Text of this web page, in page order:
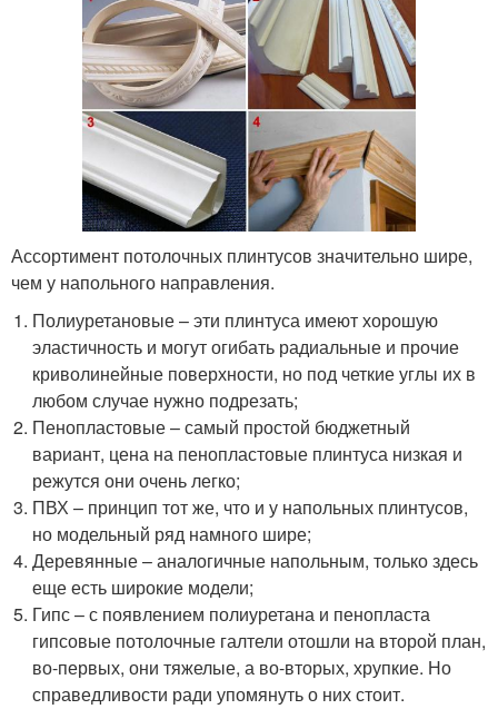
Ассортимент потолочных плинтусов значительно шире,
чем у напольного направления.
Полиуретановые – эти плинтуса имеют хорошую
эластичность и могут огибать радиальные и прочие
криволинейные поверхности, но под четкие углы их в
любом случае нужно подрезать;
Пенопластовые – самый простой бюджетный
вариант, цена на пенопластовые плинтуса низкая и
режутся они очень легко;
ПВХ – принцип тот же, что и у напольных плинтусов,
но модельный ряд намного шире;
Деревянные – аналогичные напольным, только здесь
еще есть широкие модели;
Гипс – с появлением полиуретана и пенопласта
гипсовые потолочные галтели отошли на второй план,
во-первых, они тяжелые, а во-вторых, хрупкие. Но
справедливости ради упомянуть о них стоит.